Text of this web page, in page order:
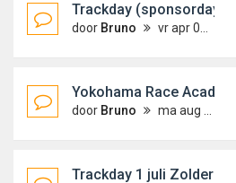
Trackday (sponsorday) 6
door Bruno vr apr 08, 2016 10:48 am
Yokohama Race
door Bruno ma aug 10, 2015 4:29 pm
Trackday 1 juli Zolder